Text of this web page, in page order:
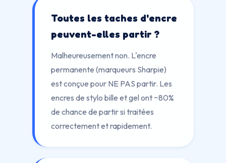
Toutes les taches d'encre
peuvent-elles partir ?
Malheureusement non. L'encre
permanente (marqueurs Sharpie)
est conçue pour NE PAS partir. Les
encres de stylo bille et gel ont ~80%
de chance de partir si traitées
correctement et rapidement.